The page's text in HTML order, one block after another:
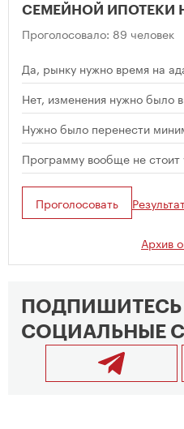
СЕМЕЙНОЙ ИПОТЕКИ
Проголосовало: 89 человек
Да, рынку нужно время на
Нет, изменения нужно было
Нужно было перенести
Программу вообще не стоит
Проголосовать
Архив
СОЦИАЛЬНЫЕ